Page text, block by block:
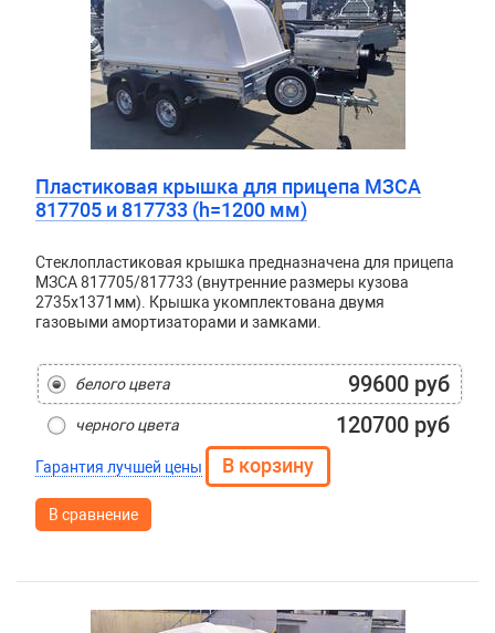
Пластиковая крышка для прицепа МЗСА
817705 и 817733 (h=1200 мм)
Стеклопластиковая крышка предназначена для прицепа
МЗСА 817705/817733 (внутренние размеры кузова
2735x1371мм). Крышка укомплектована двумя
газовыми амортизаторами и замками.
белого цвета 99600 руб
черного цвета 120700 руб
Гарантия лучшей цены
В сравнение